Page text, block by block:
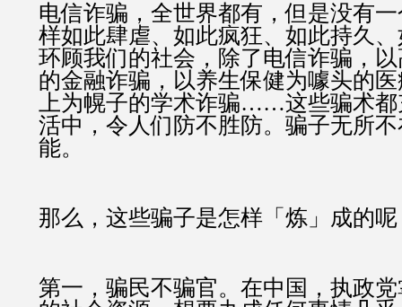
电信诈骗，全世界都有，但是没有
样如此肆虐、如此疯狂、如此持久
环顾我们的社会，除了电信诈骗，
的金融诈骗，以养生保健为噱头的
上为幌子的学术诈骗……这些骗术
活中，令人们防不胜防。骗子无所
能。
那么，这些骗子是怎样「炼」成的
第一，骗民不骗官。在中国，执政